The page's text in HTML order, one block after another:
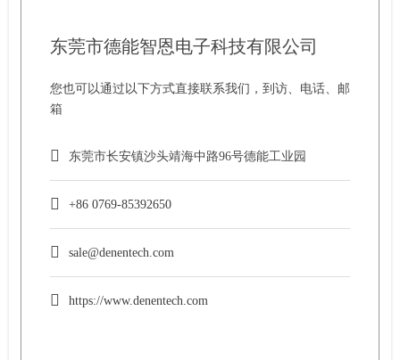
东莞市德能智恩电子科技有限公司
您也可以通过以下方式直接联系我们，到访、电话、邮
箱
东莞市长安镇沙头靖海中路96号德能工业园
+86 0769-85392650
sale@denentech.com
https://www.denentech.com